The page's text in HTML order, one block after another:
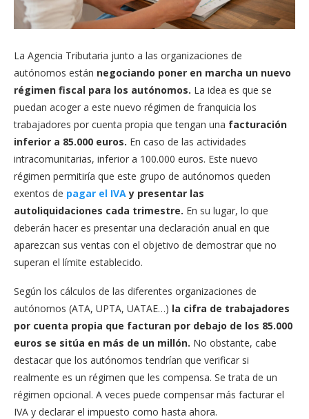
La Agencia Tributaria junto a las organizaciones de
autónomos están negociando poner en marcha un nuevo
régimen fiscal para los autónomos. La idea es que se
puedan acoger a este nuevo régimen de franquicia los
trabajadores por cuenta propia que tengan una facturación
inferior a 85.000 euros. En caso de las actividades
intracomunitarias, inferior a 100.000 euros. Este nuevo
régimen permitiría que este grupo de autónomos queden
exentos de pagar el IVAy presentar las
autoliquidaciones cada trimestre. En su lugar, lo que
deberán hacer es presentar una declaración anual en que
aparezcan sus ventas con el objetivo de demostrar que no
superan el límite establecido.
Según los cálculos de las diferentes organizaciones de
autónomos (ATA, UPTA, UATAE…) la cifra de trabajadores
por cuenta propia que facturan por debajo de los 85.000
euros se sitúa en más de un millón. No obstante, cabe
destacar que los autónomos tendrían que verificar si
realmente es un régimen que les compensa. Se trata de un
régimen opcional. A veces puede compensar más facturar el
IVA y declarar el impuesto como hasta ahora.